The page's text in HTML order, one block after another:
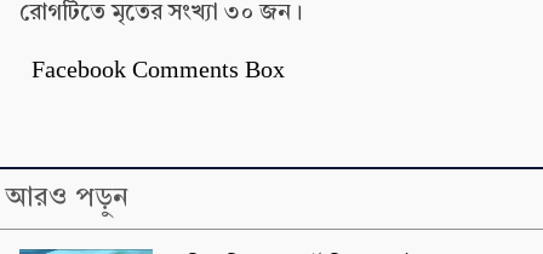
রোগটিতে মৃতের সংখ্যা ৩০ জন।
Facebook Comments Box
আরও পড়ুন